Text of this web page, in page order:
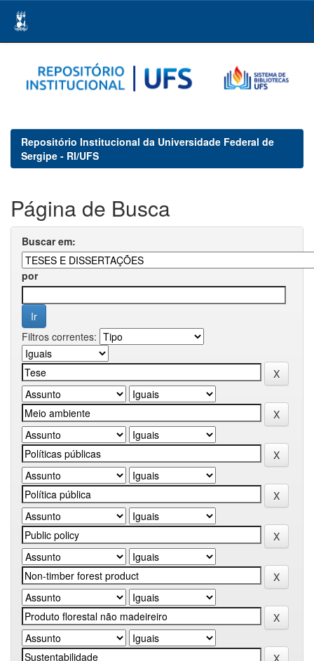
navigation
Repositório Institucional da Universidade Federal de
Sergipe - RI/UFS
Página de Busca
Buscar em:
por
Filtros correntes: